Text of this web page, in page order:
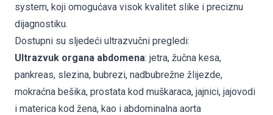
system, koji omogućava visok kvalitet slike i preciznu
dijagnostiku.
Dostupni su sljedeći ultrazvučni pregledi:
Ultrazvuk organa abdomena: jetra, žučna kesa,
pankreas, slezina, bubrezi, nadbubrežne žlijezde,
mokraćna bešika, prostata kod muškaraca, jajnici, jajovodi
i materica kod žena, kao i abdominalna aorta